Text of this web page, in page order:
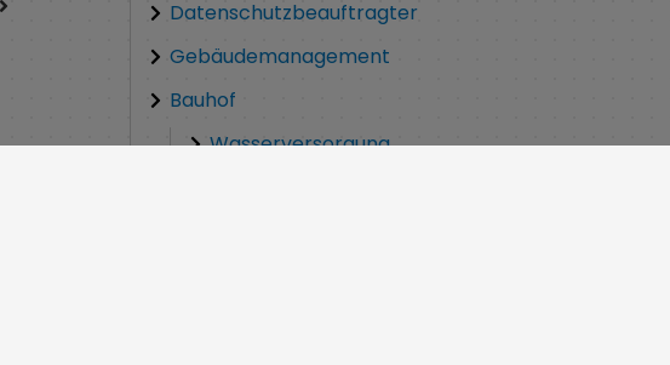
Datenschutzbeauftragter
Gebäudemanagement
Bauhof
Wasserversorgung